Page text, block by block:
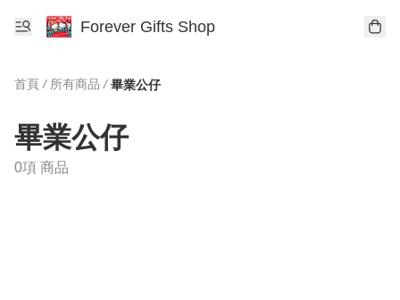
Forever Gifts Shop
首頁 / 所有商品 / 畢業公仔
畢業公仔
0項 商品